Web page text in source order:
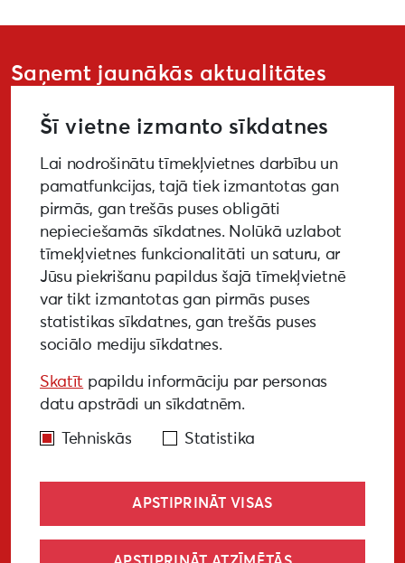
Saņemt jaunākās aktualitātes
PIETEIKTIES
GALERIJA MEDIJIEM LKA PĒTĪJUMS
BUJ NOTIKUŠIE PASĀKUMI
PIEKĻŪSTAMĪBAS VADLĪNIJAS
© Liepāja 2027
Šī vietne izmanto sīkdatnes
Lai nodrošinātu tīmekļvietnes darbību un
pamatfunkcijas, tajā tiek izmantotas gan
pirmās, gan trešās puses obligāti
nepieciešamās sīkdatnes. Nolūkā uzlabot
tīmekļvietnes funkcionalitāti un saturu, ar
Jūsu piekrišanu papildus šajā tīmekļvietnē
var tikt izmantotas gan pirmās puses
statistikas sīkdatnes, gan trešās puses
sociālo mediju sīkdatnes.
Skatīt papildu informāciju par personas
datu apstrādi un sīkdatnēm.
Tehniskās Statistika
APSTIPRINĀT VISAS